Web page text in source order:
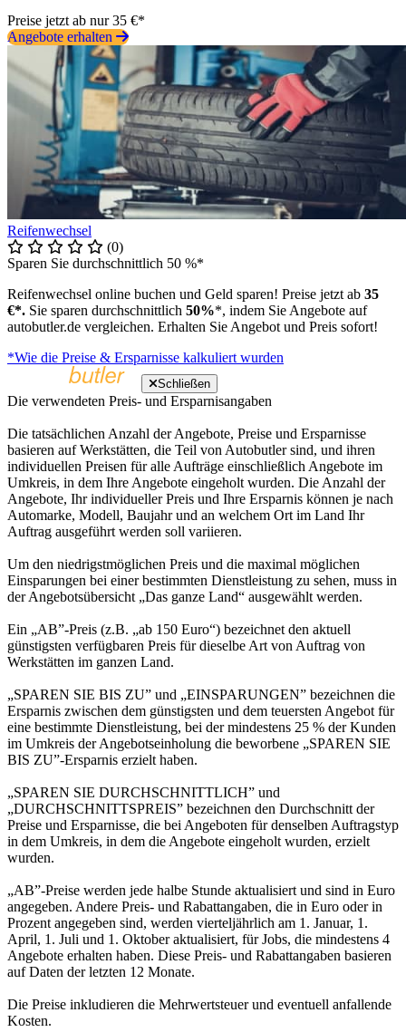
Preise jetzt ab nur 35 €*
Angebote erhalten
Reifenwechsel
(0)
Sparen Sie durchschnittlich 50 %*
Reifenwechsel online buchen und Geld sparen! Preise jetzt ab 35
€*. Sie sparen durchschnittlich 50%*, indem Sie Angebote auf
autobutler.de vergleichen. Erhalten Sie Angebot und Preis sofort!
*Wie die Preise & Ersparnisse kalkuliert wurden
Schließen
Die verwendeten Preis- und Ersparnisangaben
Die tatsächlichen Anzahl der Angebote, Preise und Ersparnisse
basieren auf Werkstätten, die Teil von Autobutler sind, und ihren
individuellen Preisen für alle Aufträge einschließlich Angebote im
Umkreis, in dem Ihre Angebote eingeholt wurden. Die Anzahl der
Angebote, Ihr individueller Preis und Ihre Ersparnis können je nach
Automarke, Modell, Baujahr und an welchem Ort im Land Ihr
Auftrag ausgeführt werden soll variieren.
Um den niedrigstmöglichen Preis und die maximal möglichen
Einsparungen bei einer bestimmten Dienstleistung zu sehen, muss in
der Angebotsübersicht „Das ganze Land“ ausgewählt werden.
Ein „AB”-Preis (z.B. „ab 150 Euro“) bezeichnet den aktuell
günstigsten verfügbaren Preis für dieselbe Art von Auftrag von
Werkstätten im ganzen Land.
„SPAREN SIE BIS ZU” und „EINSPARUNGEN” bezeichnen die
Ersparnis zwischen dem günstigsten und dem teuersten Angebot für
eine bestimmte Dienstleistung, bei der mindestens 25 % der Kunden
im Umkreis der Angebotseinholung die beworbene „SPAREN SIE
BIS ZU”-Ersparnis erzielt haben.
„SPAREN SIE DURCHSCHNITTLICH” und
„DURCHSCHNITTSPREIS” bezeichnen den Durchschnitt der
Preise und Ersparnisse, die bei Angeboten für denselben Auftragstyp
in dem Umkreis, in dem die Angebote eingeholt wurden, erzielt
wurden.
„AB”-Preise werden jede halbe Stunde aktualisiert und sind in Euro
angegeben. Andere Preis- und Rabattangaben, die in Euro oder in
Prozent angegeben sind, werden vierteljährlich am 1. Januar, 1.
April, 1. Juli und 1. Oktober aktualisiert, für Jobs, die mindestens 4
Angebote erhalten haben. Diese Preis- und Rabattangaben basieren
auf Daten der letzten 12 Monate.
Die Preise inkludieren die Mehrwertsteuer und eventuell anfallende
Kosten.